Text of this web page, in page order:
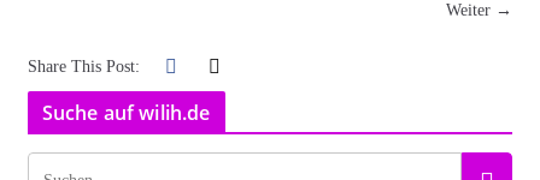
Weiter →
Share This Post:
Suche auf wilih.de